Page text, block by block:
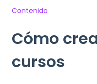
Contenido
Cómo
cursos